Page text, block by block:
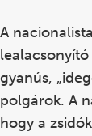
A
gyanús,
polgárok. A
hogy a